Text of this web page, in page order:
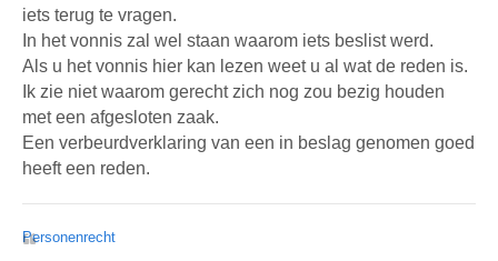
iets terug te vragen.
In het vonnis zal wel staan waarom iets beslist werd.
Als u het vonnis hier kan lezen weet u al wat de reden is.
Ik zie niet waarom gerecht zich nog zou bezig houden
met een afgesloten zaak.
Een verbeurdverklaring van een in beslag genomen goed
heeft een reden.
Personenrecht